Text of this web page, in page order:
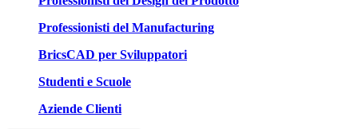
Professionisti del Manufacturing
BricsCAD per Sviluppatori
Studenti e Scuole
Aziende Clienti